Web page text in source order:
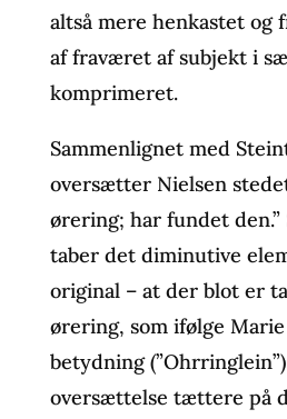
altså mere henkastet og
af fraværet af subjekt i
komprimeret.
Sammenlignet med
oversætter Nielsen
ørering; har fundet den.”
taber det diminutive
original – at der blot er
ørering, som ifølge
betydning
oversættelse tættere på